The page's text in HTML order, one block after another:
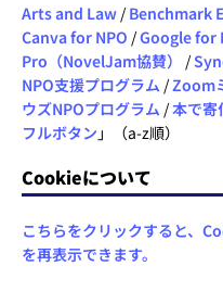
Arts and Law / Benchmark
Canva for NPO /Google
Pro（NovelJam協賛）
/
NPO支援プログラム /Zoom
ウズNPOプログラム /本で寄
フルボタン 」（a-z順）
Cookieについて
こちらをクリックすると、
を再表示できます。